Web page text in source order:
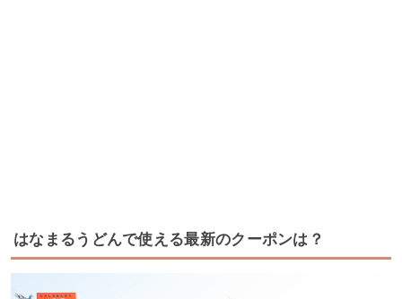
はなまるうどんで使える最新のクーポンは？